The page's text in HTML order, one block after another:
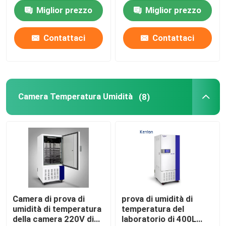
Shaker Incubator orbitale
Agitatore incubatore per piastrine
Forno a muffola
Bagnomaria da laboratorio
medico 400L
Miglior prezzo
Contattaci
microbiologia per
cultura batterica 110V
220V
Miglior prezzo
Contattaci
Camera Temperatura Umidità (8)
Camera di prova di
umidità di temperatura
della camera 220V di
prova di umidità di
temperatura del
laboratorio di 400L